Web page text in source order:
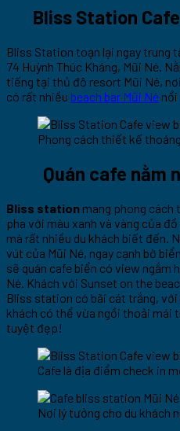
Bliss Station
Bliss Station toạn lại ngay trung
74 Huỳnh Thúc Kháng, Mũi Né.
tiếng tại thủ đô resort Mũi Né,
có rất nhiều beach bar Mũi Né
Phong cách thiết kế
Quán cafe nằm
Bliss station mang phong
pha với màu xanh và vàng của
mà rất nhiều du khách biết đến.
vút của Mũi Né, ngay cạnh bờ
sẽ quán cafe biển có view ngắm
Né. Khách với Sunset on the
Bliss station có bãi cát trắng,
khách có thể vừa ngồi thoải mái
tuyệt đẹp!
Cafe là địa điểm check in
Nơi lý tưởng cho du khách